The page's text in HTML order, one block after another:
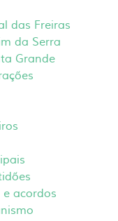
das Freiras
da Serra
Grande
acordos